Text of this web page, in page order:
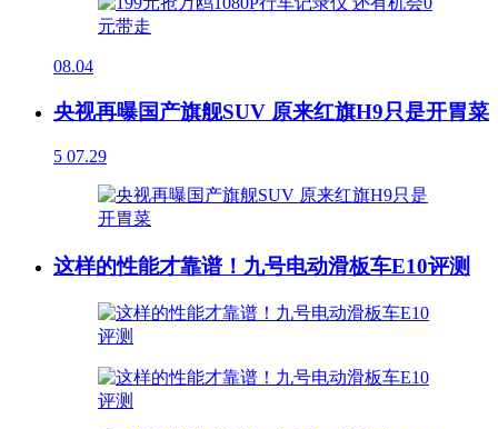
08.04
央视再曝国产旗舰SUV 原来红旗H9只是开胃菜
5 07.29
这样的性能才靠谱！九号电动滑板车E10评测